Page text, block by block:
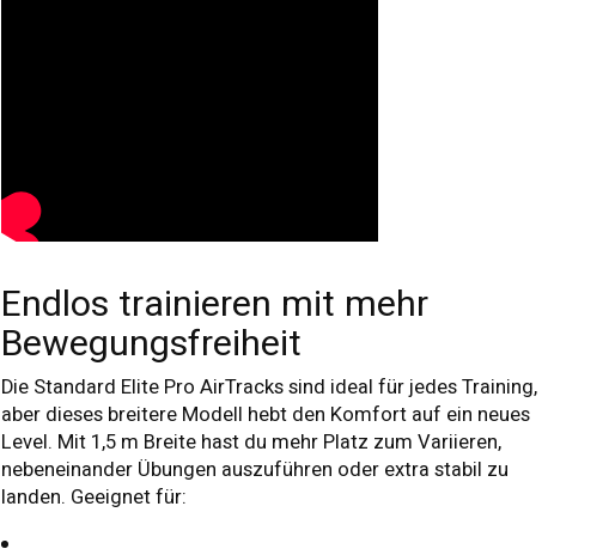
Endlos trainieren mit mehr
Bewegungsfreiheit
Die Standard Elite Pro AirTracks sind ideal für jedes Training,
aber dieses breitere Modell hebt den Komfort auf ein neues
Level. Mit 1,5 m Breite hast du mehr Platz zum Variieren,
nebeneinander Übungen auszuführen oder extra stabil zu
landen. Geeignet für: